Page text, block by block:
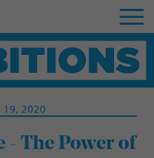
2020
- The Power of